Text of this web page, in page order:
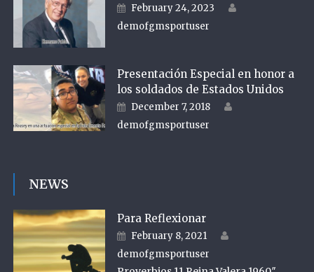
Posted on
February 24, 2023
demofgmsportuser
Presentación Especial en honor a
los soldados de Estados Unidos
Posted on
December 7, 2018
demofgmsportuser
NEWS
Para Reflexionar
Posted on
February 8, 2021
demofgmsportuser